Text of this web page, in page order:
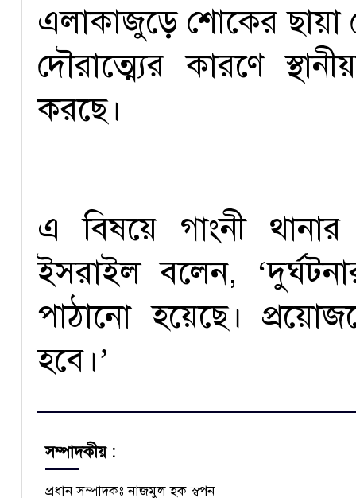
এলাকাজুড়ে শোকের ছায়া
দৌরাত্ম্যের কারণে
করছে।
এ বিষয়ে গাংনী
ইসরাইল বলেন,
পাঠানো হয়েছে।
হবে।’
সম্পাদকীয় :
প্রধান সম্পাদকঃ নাজমুল হক স্বপন